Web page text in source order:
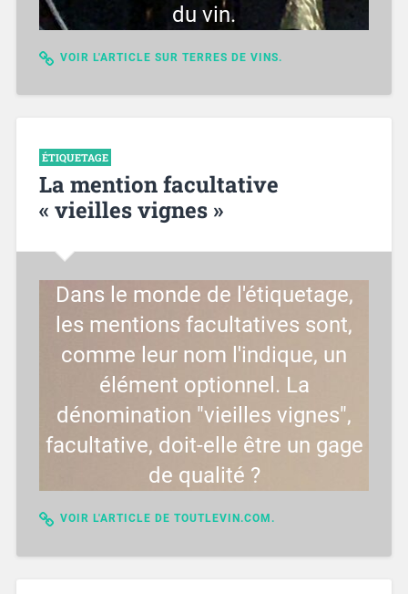
du vin.
VOIR L'ARTICLE SUR TERRES DE VINS.
ÉTIQUETAGE
La mention facultative
« vieilles vignes »
Dans le monde de l'étiquetage,
les mentions facultatives sont,
comme leur nom l'indique, un
élément optionnel. La
dénomination "vieilles vignes",
facultative, doit-elle être un gage
de qualité ?
VOIR L'ARTICLE DE TOUTLEVIN.COM.